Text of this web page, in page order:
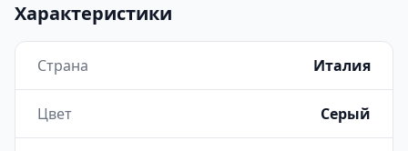
Характеристики
Страна Италия
Цвет Серый